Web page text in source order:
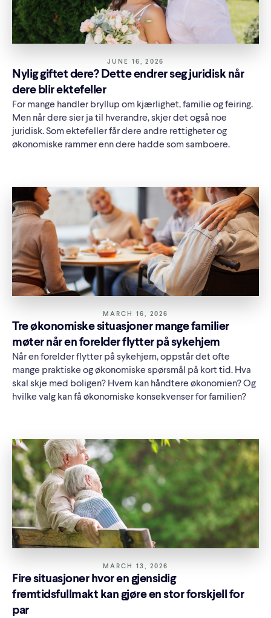
JUNE 16, 2026
Nylig giftet dere? Dette endrer seg juridisk når
dere blir ektefeller
For mange handler bryllup om kjærlighet, familie og feiring.
Men når dere sier ja til hverandre, skjer det også noe
juridisk. Som ektefeller får dere andre rettigheter og
økonomiske rammer enn dere hadde som samboere.
MARCH 16, 2026
Tre økonomiske situasjoner mange familier
møter når en forelder flytter på sykehjem
Når en forelder flytter på sykehjem, oppstår det ofte
mange praktiske og økonomiske spørsmål på kort tid. Hva
skal skje med boligen? Hvem kan håndtere økonomien? Og
hvilke valg kan få økonomiske konsekvenser for familien?
MARCH 13, 2026
Fire situasjoner hvor en gjensidig
fremtidsfullmakt kan gjøre en stor forskjell for
par